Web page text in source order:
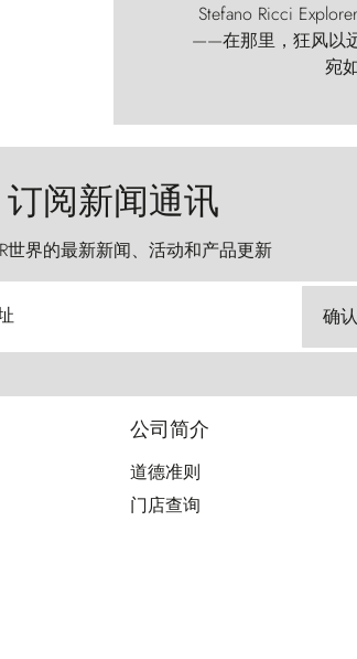
Stefano Ricci
——在那里，狂风以
宛
订阅新闻通讯
世界的最新新闻、活动和产品更新
确认
公司简介
道德准则
门店查询